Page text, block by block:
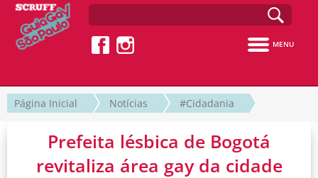
MENU
Página Inicial Notícias #Cidadania
Prefeita lésbica de Bogotá
revitaliza área gay da cidade